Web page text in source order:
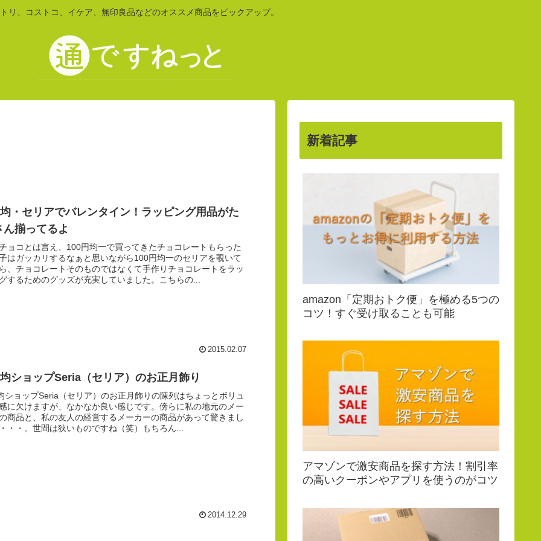
リ、コストコ、イケア、無印良品などのオススメ商品をピックアップ。
・セリアでバレンタイン！ラッピング用品がた
ん揃ってるよ
ョコとは言え、100円均一で買ってきたチョコレートもらった
はガッカリするなぁと思いながら100円均一のセリアを覗いて
、チョコレートそのものではなくて手作りチョコレートをラッ
するためのグッズが充実していました。こちらの...
2015.02.07
ショップSeria（セリア）のお正月飾り
ショップSeria（セリア）のお正月飾りの陳列はちょっとボリュ
に欠けますが、なかなか良い感じです。傍らに私の地元のメー
商品と、私の友人の経営するメーカーの商品があって驚きまし
・・。世間は狭いものですね（笑）もちろん...
2014.12.29
新着記事
amazon「定期おトク便」を極める5つの
コツ！すぐ受け取ることも可能
アマゾンで激安商品を探す方法！割引率
の高いクーポンやアプリを使うのがコツ